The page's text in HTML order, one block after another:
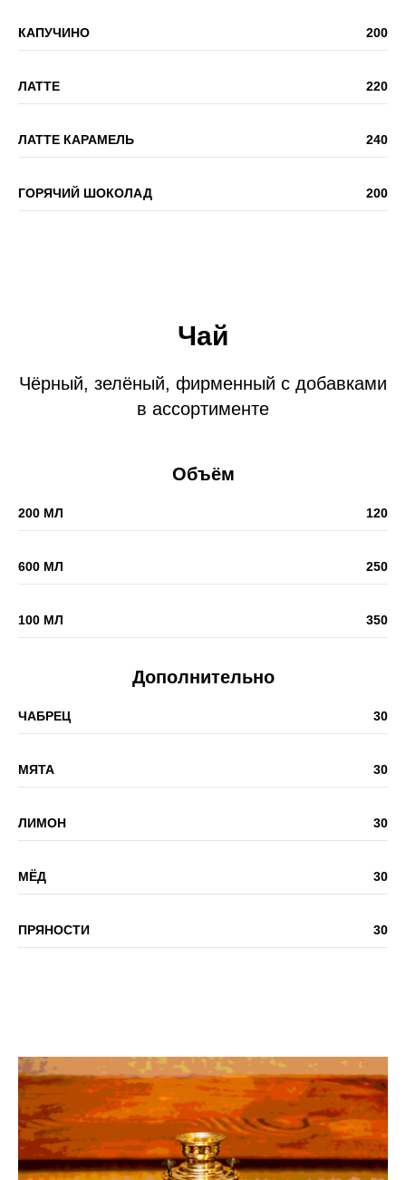
КАПУЧИНО 200
ЛАТТЕ 220
ЛАТТЕ КАРАМЕЛЬ 240
ГОРЯЧИЙ ШОКОЛАД 200
Чай
Чёрный, зелёный, фирменный с добавками
в ассортименте
Объём
200 МЛ 120
600 МЛ 250
100 МЛ 350
Дополнительно
ЧАБРЕЦ 30
МЯТА 30
ЛИМОН 30
МЁД 30
ПРЯНОСТИ 30